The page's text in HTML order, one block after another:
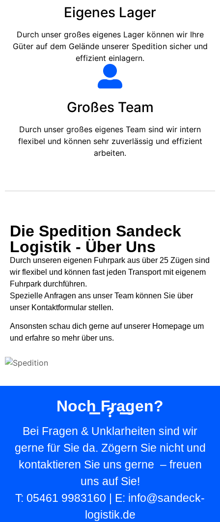
Eigenes Lager
Durch unser großes eigenes Lager können wir Ihre
Güter auf dem Gelände unserer Spedition sicher und
effizient einlagern.
Großes Team
Durch unser großes eigenes Team sind wir intern
flexibel und können sehr zuverlässig und effizient
arbeiten.
Die Spedition Sandeck
Logistik - Über Uns
Durch unseren eigenen Fuhrpark aus über 25 Zügen sind
wir flexibel und können fast jeden Transport mit eigenem
Fuhrpark durchführen.
Spezielle Anfragen ans unser Team können Sie über
unser Kontaktformular stellen.
Ansonsten schau dich gerne auf unserer Homepage um
und erfahre so mehr über uns.
Noch Fragen?
Bei Fragen & Unklarheiten sind wir
gerne für Sie da. Zögern Sie nicht und
kontaktieren Sie uns gerne – freuen
uns auf Sie!
T: 05461 9983160 | E: info@sandeck-
logistik.de